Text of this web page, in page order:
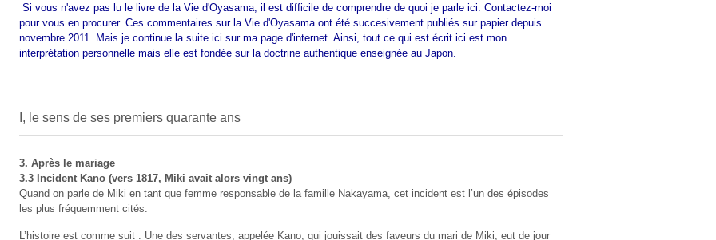
Si vous n'avez pas lu le livre de la Vie d'Oyasama, il est difficile de comprendre de quoi je parle ici. Contactez-moi
pour vous en procurer. Ces commentaires sur la Vie d'Oyasama ont été succesivement publiés sur papier depuis
novembre 2011. Mais je continue la suite ici sur ma page d'internet. Ainsi, tout ce qui est écrit ici est mon
interprétation personnelle mais elle est fondée sur la doctrine authentique enseignée au Japon.
I, le sens de ses premiers quarante ans
3. Après le mariage
3.3 Incident Kano (vers 1817, Miki avait alors vingt ans)
Quand on parle de Miki en tant que femme responsable de la famille Nakayama, cet incident est l’un des épisodes
les plus fréquemment cités.
L’histoire est comme suit : Une des servantes, appelée Kano, qui jouissait des faveurs du mari de Miki, eut de jour